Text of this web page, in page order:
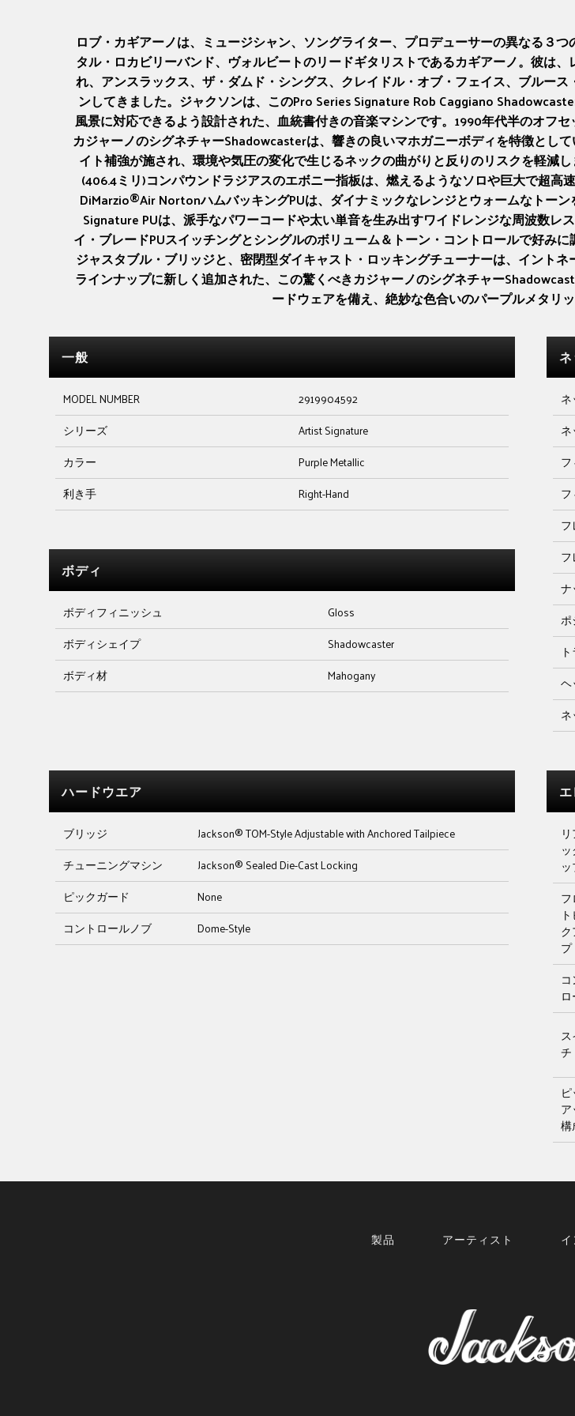
ロブ・カギアーノは、ミュージシャン、ソングライター、プロデューサーの異なる３
タル・ロカビリーバンド、ヴォルビートのリードギタリストであるカギアーノ。彼は
れ、アンスラックス、ザ・ダムド・シングス、クレイドル・オブ・フェイス、ブルー
ンしてきました。ジャクソンは、このPro Series Signature Rob Caggiano
風景に対応できるよう設計された、血統書付きの音楽マシンです。1990年代半のオフ
カジャーノのシグネチャーShadowcasterは、響きの良いマホガニーボディを特徴とし
イト補強が施され、環境や気圧の変化で生じるネックの曲がりと反りのリスクを軽減
(406.4ミリ)コンパウンドラジアスのエボニー指板は、燃えるようなソロや巨大で超
DiMarzio®Air NortonハムバッキングPUは、ダイナミックなレンジとウォームなトー
Signature PUは、派手なパワーコードや太い単音を生み出すワイドレンジな周波数
イ・ブレードPUスイッチングとシングルのボリューム＆トーン・コントロールで好み
ジャスタブル・ブリッジと、密閉型ダイキャスト・ロッキングチューナーは、イント
ラインナップに新しく追加された、この驚くべきカジャーノのシグネチャー
ードウェアを備え、絶妙な色合いのパープルメタリ
一般
MODEL NUMBER
2919904592
シリーズ
Artist Signature
カラー
Purple Metallic
利き手
Right-Hand
ボディ
ボディフィニッシュ
Gloss
ボディシェイプ
Shadowcaster
ボディ材
Mahogany
ハードウエア
ブリッジ
Jackson® TOM-Style Adjustable with Anchored Tailpiece
チューニングマシン
Jackson® Sealed Die-Cast Locking
ピックガード
None
コントロールノブ
Dome-Style
プ
チ
製品 アーティスト